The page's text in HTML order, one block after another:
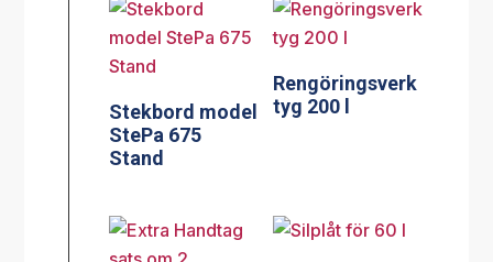
Stekbord model
StePa 675
Stand
Rengöringsverk
tyg 200 l